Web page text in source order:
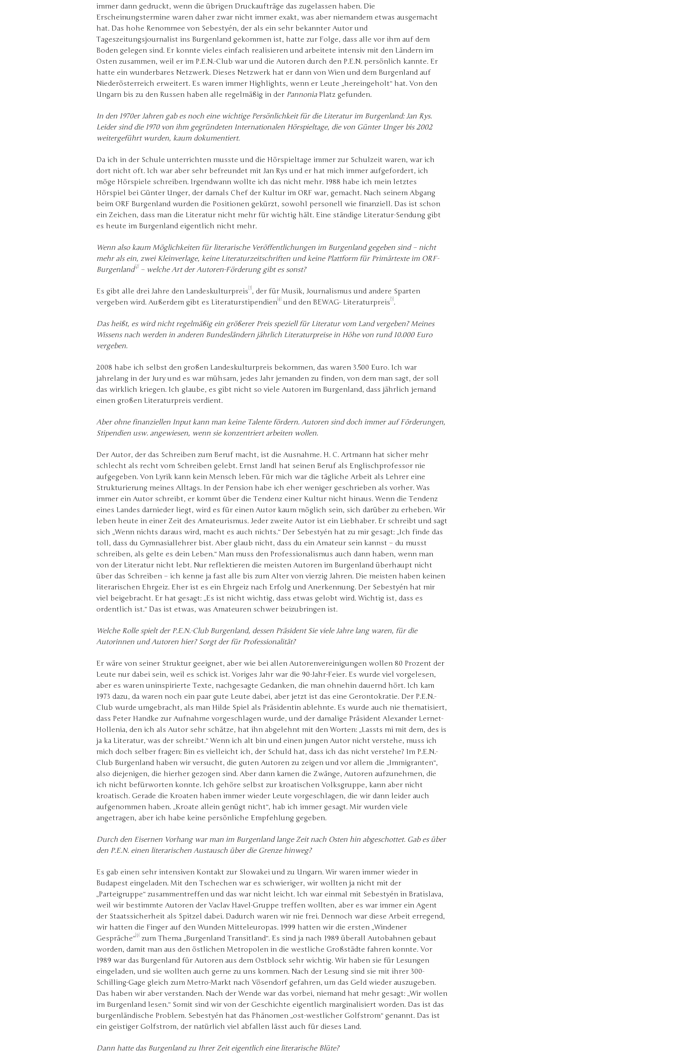
immer dann gedruckt, wenn die übrigen Druckaufträge das zugelassen haben. Die
Erscheinungstermine waren daher zwar nicht immer exakt, was aber niemandem etwas ausgemacht
hat. Das hohe Renommee von Sebestyén, der als ein sehr bekannter Autor und
Tageszeitungsjournalist ins Burgenland gekommen ist, hatte zur Folge, dass alle vor ihm auf dem
Boden gelegen sind. Er konnte vieles einfach realisieren und arbeitete intensiv mit den Ländern im
Osten zusammen, weil er im P.E.N.-Club war und die Autoren durch den P.E.N. persönlich kannte. Er
hatte ein wunderbares Netzwerk. Dieses Netzwerk hat er dann von Wien und dem Burgenland auf
Niederösterreich erweitert. Es waren immer Highlights, wenn er Leute „hereingeholt“ hat. Von den
Ungarn bis zu den Russen haben alle regelmäßig in der PannoniaPlatz gefunden.
In den 1970er Jahren gab es noch eine wichtige Persönlichkeit für die Literatur im Burgenland: Jan Rys.
Leider sind die 1970 von ihm gegründeten Internationalen Hörspieltage, die von Günter Unger bis 2002
weitergeführt wurden, kaum dokumentiert.
Da ich in der Schule unterrichten musste und die Hörspieltage immer zur Schulzeit waren, war ich
dort nicht oft. Ich war aber sehr befreundet mit Jan Rys und er hat mich immer aufgefordert, ich
möge Hörspiele schreiben. Irgendwann wollte ich das nicht mehr. 1988 habe ich mein letztes
Hörspiel bei Günter Unger, der damals Chef der Kultur im ORF war, gemacht. Nach seinem Abgang
beim ORF Burgenland wurden die Positionen gekürzt, sowohl personell wie finanziell. Das ist schon
ein Zeichen, dass man die Literatur nicht mehr für wichtig hält. Eine ständige Literatur-Sendung gibt
es heute im Burgenland eigentlich nicht mehr.
Wenn also kaum Möglichkeiten für literarische Veröffentlichungen im Burgenland gegeben sind – nicht
mehr als ein, zwei Kleinverlage, keine Literaturzeitschriften und keine Plattform für Primärtexte im ORF-
Burgenland[2]– welche Art der Autoren-Förderung gibt es sonst?
Es gibt alle drei Jahre den Landeskulturpreis [3] , der für Musik, Journalismus und andere Sparten
vergeben wird. Außerdem gibt es Literaturstipendien [4] und den BEWAG- Literaturpreis [5] .
Das heißt, es wird nicht regelmäßig ein größerer Preis speziell für Literatur vom Land vergeben? Meines
Wissens nach werden in anderen Bundesländern jährlich Literaturpreise in Höhe von rund 10.000 Euro
vergeben.
2008 habe ich selbst den großen Landeskulturpreis bekommen, das waren 3.500 Euro. Ich war
jahrelang in der Jury und es war mühsam, jedes Jahr jemanden zu finden, von dem man sagt, der soll
das wirklich kriegen. Ich glaube, es gibt nicht so viele Autoren im Burgenland, dass jährlich jemand
einen großen Literaturpreis verdient.
Aber ohne finanziellen Input kann man keine Talente fördern. Autoren sind doch immer auf Förderungen,
Stipendien usw. angewiesen, wenn sie konzentriert arbeiten wollen.
Der Autor, der das Schreiben zum Beruf macht, ist die Ausnahme. H. C. Artmann hat sicher mehr
schlecht als recht vom Schreiben gelebt. Ernst Jandl hat seinen Beruf als Englischprofessor nie
aufgegeben. Von Lyrik kann kein Mensch leben. Für mich war die tägliche Arbeit als Lehrer eine
Strukturierung meines Alltags. In der Pension habe ich eher weniger geschrieben als vorher. Was
immer ein Autor schreibt, er kommt über die Tendenz einer Kultur nicht hinaus. Wenn die Tendenz
eines Landes darnieder liegt, wird es für einen Autor kaum möglich sein, sich darüber zu erheben. Wir
leben heute in einer Zeit des Amateurismus. Jeder zweite Autor ist ein Liebhaber. Er schreibt und sagt
sich „Wenn nichts daraus wird, macht es auch nichts.“ Der Sebestyén hat zu mir gesagt: „Ich finde das
toll, dass du Gymnasiallehrer bist. Aber glaub nicht, dass du ein Amateur sein kannst – du musst
schreiben, als gelte es dein Leben.“ Man muss den Professionalismus auch dann haben, wenn man
von der Literatur nicht lebt. Nur reflektieren die meisten Autoren im Burgenland überhaupt nicht
über das Schreiben – ich kenne ja fast alle bis zum Alter von vierzig Jahren. Die meisten haben keinen
literarischen Ehrgeiz. Eher ist es ein Ehrgeiz nach Erfolg und Anerkennung. Der Sebestyén hat mir
viel beigebracht. Er hat gesagt: „Es ist nicht wichtig, dass etwas gelobt wird. Wichtig ist, dass es
ordentlich ist.“ Das ist etwas, was Amateuren schwer beizubringen ist.
Welche Rolle spielt der P.E.N.-Club Burgenland, dessen Präsident Sie viele Jahre lang waren, für die
Autorinnen und Autoren hier? Sorgt der für Professionalität?
Er wäre von seiner Struktur geeignet, aber wie bei allen Autorenvereinigungen wollen 80 Prozent der
Leute nur dabei sein, weil es schick ist. Voriges Jahr war die 90-Jahr-Feier. Es wurde viel vorgelesen,
aber es waren uninspirierte Texte, nachgesagte Gedanken, die man ohnehin dauernd hört. Ich kam
1973 dazu, da waren noch ein paar gute Leute dabei, aber jetzt ist das eine Gerontokratie. Der P.E.N.-
Club wurde umgebracht, als man Hilde Spiel als Präsidentin ablehnte. Es wurde auch nie thematisiert,
dass Peter Handke zur Aufnahme vorgeschlagen wurde, und der damalige Präsident Alexander Lernet-
Hollenia, den ich als Autor sehr schätze, hat ihn abgelehnt mit den Worten: „Lassts mi mit dem, des is
ja ka Literatur, was der schreibt.“ Wenn ich alt bin und einen jungen Autor nicht verstehe, muss ich
mich doch selber fragen: Bin es vielleicht ich, der Schuld hat, dass ich das nicht verstehe? Im P.E.N.-
Club Burgenland haben wir versucht, die guten Autoren zu zeigen und vor allem die „Immigranten“,
also diejenigen, die hierher gezogen sind. Aber dann kamen die Zwänge, Autoren aufzunehmen, die
ich nicht befürworten konnte. Ich gehöre selbst zur kroatischen Volksgruppe, kann aber nicht
kroatisch. Gerade die Kroaten haben immer wieder Leute vorgeschlagen, die wir dann leider auch
aufgenommen haben. „Kroate allein genügt nicht“, hab ich immer gesagt. Mir wurden viele
angetragen, aber ich habe keine persönliche Empfehlung gegeben.
Durch den Eisernen Vorhang war man im Burgenland lange Zeit nach Osten hin abgeschottet. Gab es über
den P.E.N. einen literarischen Austausch über die Grenze hinweg?
Es gab einen sehr intensiven Kontakt zur Slowakei und zu Ungarn. Wir waren immer wieder in
Budapest eingeladen. Mit den Tschechen war es schwieriger, wir wollten ja nicht mit der
„Parteigruppe“ zusammentreffen und das war nicht leicht. Ich war einmal mit Sebestyén in Bratislava,
weil wir bestimmte Autoren der Vaclav Havel-Gruppe treffen wollten, aber es war immer ein Agent
der Staatssicherheit als Spitzel dabei. Dadurch waren wir nie frei. Dennoch war diese Arbeit erregend,
wir hatten die Finger auf den Wunden Mitteleuropas. 1999 hatten wir die ersten „Windener
Gespräche“ [6]
zum Thema „Burgenland Transitland“. Es sind ja nach 1989 überall Autobahnen gebaut
worden, damit man aus den östlichen Metropolen in die westliche Großstädte fahren konnte. Vor
1989 war das Burgenland für Autoren aus dem Ostblock sehr wichtig. Wir haben sie für Lesungen
eingeladen, und sie wollten auch gerne zu uns kommen. Nach der Lesung sind sie mit ihrer 300-
Schilling-Gage gleich zum Metro-Markt nach Vösendorf gefahren, um das Geld wieder auszugeben.
Das haben wir aber verstanden. Nach der Wende war das vorbei, niemand hat mehr gesagt: „Wir wollen
im Burgenland lesen.“ Somit sind wir von der Geschichte eigentlich marginalisiert worden. Das ist das
burgenländische Problem. Sebestyén hat das Phänomen „ost-westlicher Golfstrom“ genannt. Das ist
ein geistiger Golfstrom, der natürlich viel abfallen lässt auch für dieses Land.
Dann hatte das Burgenland zu Ihrer Zeit eigentlich eine literarische Blüte?